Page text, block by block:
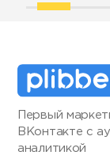
Первый
ВКонтакте с
аналитикой